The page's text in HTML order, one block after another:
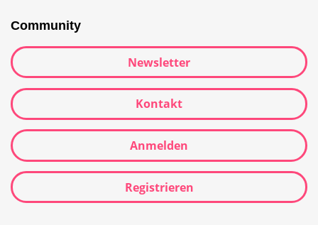
Community
Newsletter
Kontakt
Anmelden
Registrieren